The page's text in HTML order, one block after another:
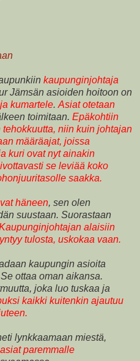
kaupunginjohtaja
Jämsän asioiden hoitoon on
kumartele. Asiat otetaan
toimitaan. Epäkohtiin
niin kuin johtajan
määräajat, joissa
kuri ovat nyt ainakin
se leviää koko
saakka.
häneen, sen olen
suustaan. Suorastaan
alaisiin
tulosta, uskokaa vaan.
kaupungin asioita
ottaa oman aikansa.
joka luo tuskaa ja
kaikki kuitenkin ajautuu
lynkkaamaan miestä,
paremmalle